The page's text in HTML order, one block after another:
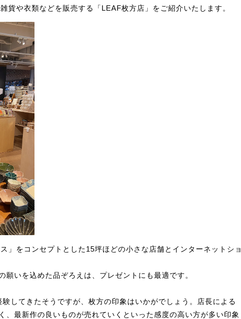
貨や衣類などを販売する「LEAF枚方店」をご紹介いたします。
」をコンセプトとした15坪ほどの小さな店舗とインターネットショ
願いを込めた品ぞろえは、プレゼントにも最適です。
してきたそうですが、枚方の印象はいかがでしょう。店長による
、最新作の良いものが売れていくといった感度の高い方が多い印象